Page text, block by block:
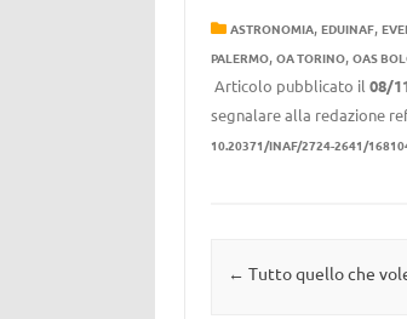
ASTRONOMIA, EDUINAF,
PALERMO, OA TORINO, OAS
Articolo pubblicato il 08/
segnalare alla redazione
10.20371/INAF/2724-2641/
Navigazione articolo
← Tutto quello che